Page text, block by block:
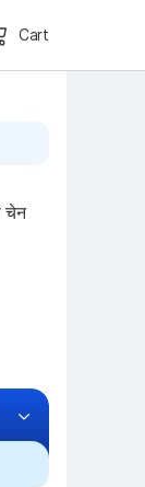
Cart
चेन